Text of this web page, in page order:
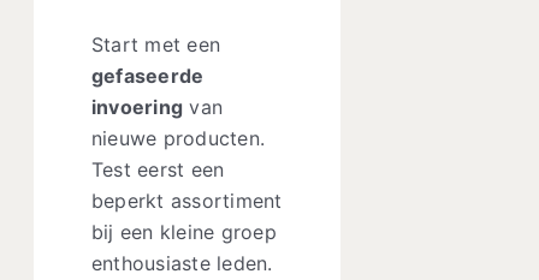
Start met een
gefaseerde
invoering van
nieuwe producten.
Test eerst een
beperkt assortiment
bij een kleine groep
enthousiaste leden.